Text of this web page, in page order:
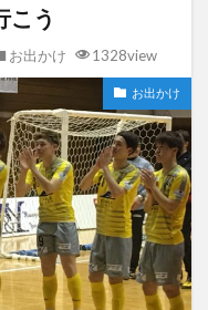
こう
お出かけ 1328view
お出かけ